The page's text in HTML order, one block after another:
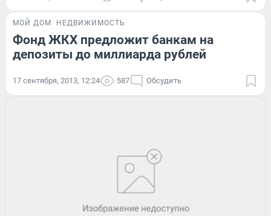
МОЙ ДОМ НЕДВИЖИМОСТЬ
Фонд ЖКХ предложит банкам на
депозиты до миллиарда рублей
17 сентября, 2013, 12:24 587 Обсудить